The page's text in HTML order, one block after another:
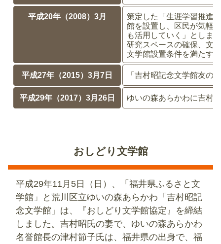
平成20年（2008）3月
策定した「生涯学習推進
館を設置し、区民が気軽
も活用していく」としま
研究スペースの確保、文
文学館設置条件を満たす
平成27年（2015）3月7日 「吉村昭記念文学館友の
平成29年（2017）3月26日 ゆいの森あらかわに吉村
おしどり文学館
平成29年11月5日（日）、「福井県ふるさと文
学館」と荒川区立ゆいの森あらかわ「吉村昭記
念文学館」は、『おしどり文学館協定』を締結
しました。吉村昭氏の妻で、ゆいの森あらかわ
名誉館長の津村節子氏は、福井県の出身で、福